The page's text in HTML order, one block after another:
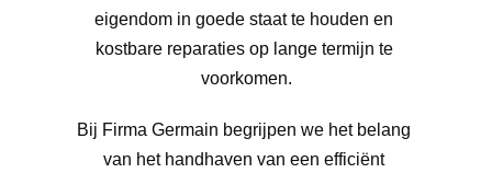
eigendom in goede staat te houden en
kostbare reparaties op lange termijn te
voorkomen.
Bij Firma Germain begrijpen we het belang
van het handhaven van een efficiënt